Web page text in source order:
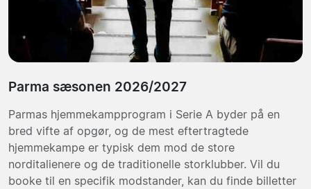
Parma sæsonen 2026/2027
Parmas hjemmekampprogram i Serie A byder på en
bred vifte af opgør, og de mest eftertragtede
hjemmekampe er typisk dem mod de store
norditalienere og de traditionelle storklubber. Vil du
booke til en specifik modstander, kan du finde billetter